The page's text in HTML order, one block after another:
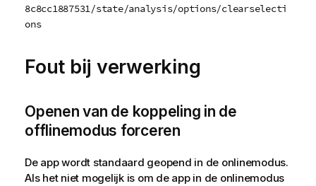
8c8cc1887531/state/analysis/options/clearselecti
ons
Fout bij verwerking
Openen van de koppeling in de
offlinemodus forceren
De app wordt standaard geopend in de onlinemodus.
Als het niet mogelijk is om de app in de onlinemodus